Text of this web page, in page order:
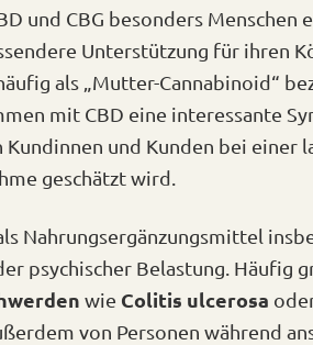
und CBG besonders Menschen
Unterstützung für ihren
als „Mutter-Cannabinoid“
mit CBD eine interessante
Kundinnen und Kunden bei einer
geschätzt wird.
Nahrungsergänzungsmittel
psychischer Belastung. Häufig
wie Colitis ulcerosa
von Personen während